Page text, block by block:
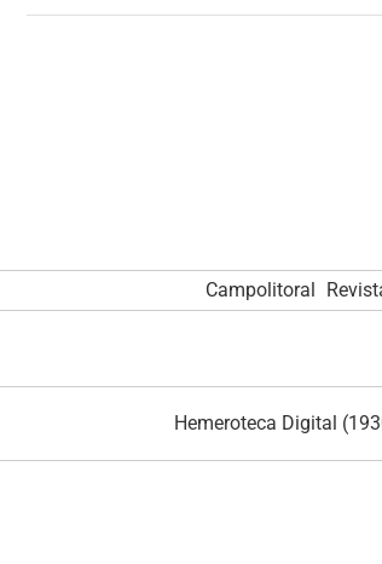
Campolitoral
Hemeroteca Digital